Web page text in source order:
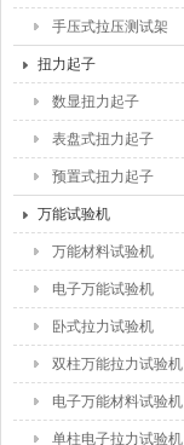
手压式拉压测试架
扭力起子
数显扭力起子
表盘式扭力起子
预置式扭力起子
万能试验机
万能材料试验机
电子万能试验机
卧式拉力试验机
双柱万能拉力试验机
电子万能材料试验机
单柱电子拉力试验机